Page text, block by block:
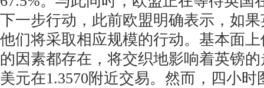
下一步行动，此前欧盟明确表示，如
他们将采取相应规模的行动。基本面
的因素都存在，将交织地影响着英镑
美元在1.3570附近交易。然而，四小